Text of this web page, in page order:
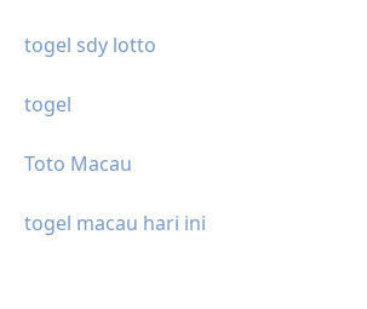
togel sdy lotto
togel
Toto Macau
togel macau hari ini